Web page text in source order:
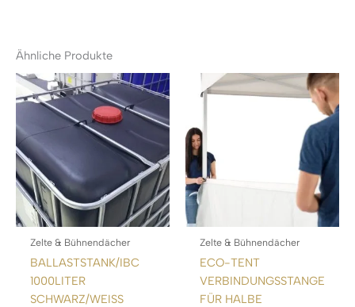
Ähnliche Produkte
Zelte & Bühnendächer
BALLASTSTANK/IBC
1000LITER
SCHWARZ/WEISS
Zelte & Bühnendächer
ECO-TENT
VERBINDUNGSSTANGE
FÜR HALBE